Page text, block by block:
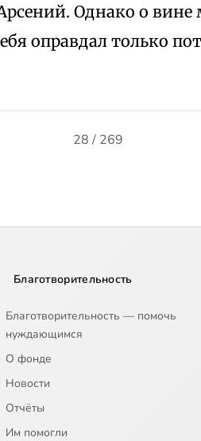
Однако о вине
оправдал только
28 / 269
Благотворительность
Благотворительность — помочь
нуждающимся
О фонде
Новости
Отчёты
Им помогли